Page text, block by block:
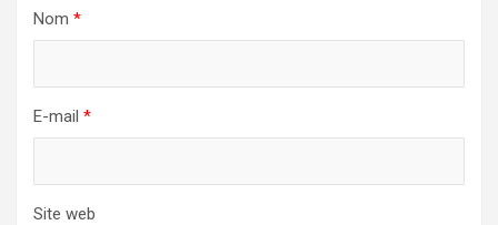
Nom *
E-mail *
Site web